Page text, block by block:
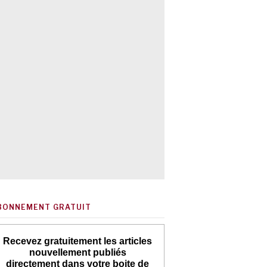
GRATUIT
Recevez gratuitement les articles
nouvellement publiés
directement dans votre boite de